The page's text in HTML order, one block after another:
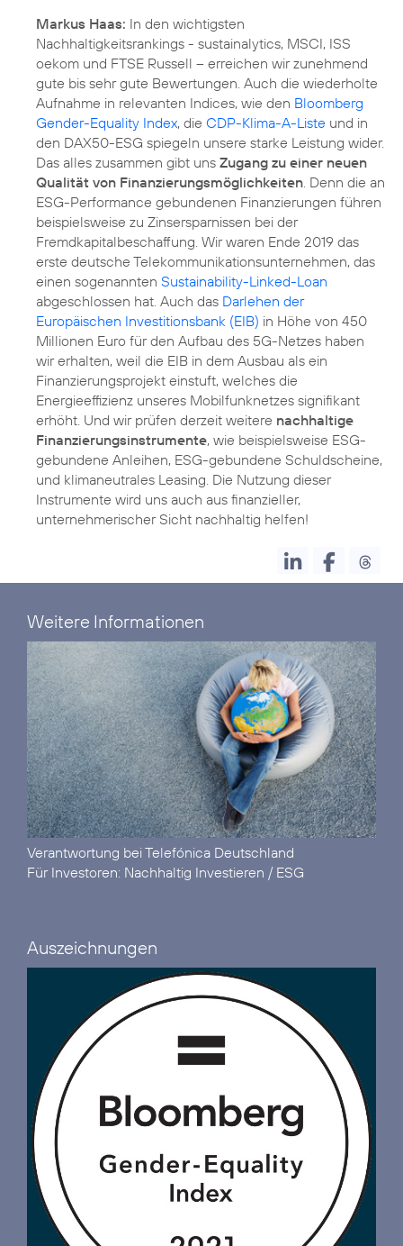
Markus Haas: In den wichtigsten
Nachhaltigkeitsrankings - sustainalytics, MSCI, ISS
oekom und FTSE Russell – erreichen wir zunehmend
gute bis sehr gute Bewertungen. Auch die wiederholte
Aufnahme in relevanten Indices, wie den Bloomberg
Gender-Equality Index, die CDP-Klima-A-Liste und in
den DAX50-ESG spiegeln unsere starke Leistung wider.
Das alles zusammen gibt uns Zugang zu einer neuen
Qualität von Finanzierungsmöglichkeiten . Denn die an
ESG-Performance gebundenen Finanzierungen führen
beispielsweise zu Zinsersparnissen bei der
Fremdkapitalbeschaffung. Wir waren Ende 2019 das
erste deutsche Telekommunikationsunternehmen, das
einen sogenannten Sustainability-Linked-Loan
abgeschlossen hat. Auch das Darlehen der
Europäischen Investitionsbank (EIB) in Höhe von 450
Millionen Euro für den Aufbau des 5G-Netzes haben
wir erhalten, weil die EIB in dem Ausbau als ein
Finanzierungsprojekt einstuft, welches die
Energieeffizienz unseres Mobilfunknetzes signifikant
erhöht. Und wir prüfen derzeit weitere nachhaltige
Finanzierungsinstrumente, wie beispielsweise ESG-
gebundene Anleihen, ESG-gebundene Schuldscheine,
und klimaneutrales Leasing. Die Nutzung dieser
Instrumente wird uns auch aus finanzieller,
unternehmerischer Sicht nachhaltig helfen!
Weitere Informationen
Verantwortung bei Telefónica Deutschland
Für Investoren: Nachhaltig Investieren / ESG
Auszeichnungen